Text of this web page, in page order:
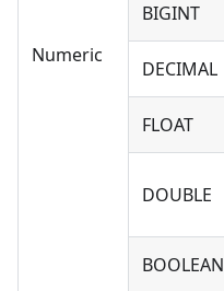
Numeric
BIGINT
DECIMAL
FLOAT
DOUBLE
BOOLEAN